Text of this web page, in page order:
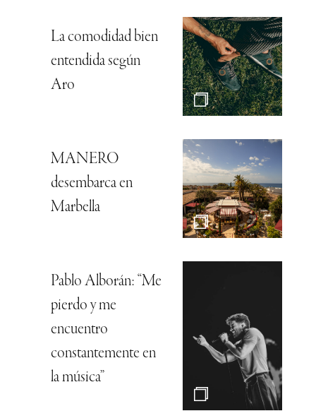
La comodidad bien
entendida según
Aro
MANERO
desembarca en
Marbella
Pablo Alborán: “Me
pierdo y me
encuentro
constantemente en
la música”